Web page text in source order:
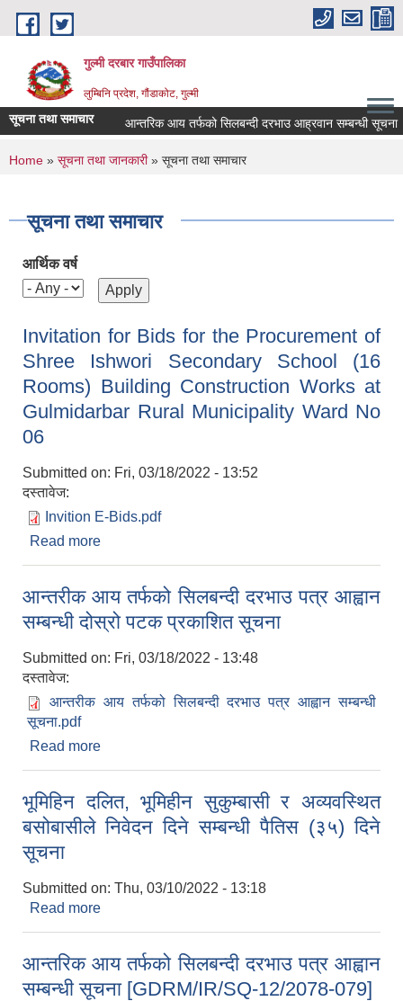
Skip to main content
गुल्मी दरबार गाउँपालिका
लुम्बिनि प्रदेश, गौंडाकोट, गुल्मी
सूचना तथा समाचार आन्तरिक आय तर्फको सिलबन्दी दरभाउ आह्रवान सम्बन्धी सूचना ।
You are here
Home » सूचना तथा जानकारी» सूचना तथा समाचार
सूचना तथा समाचार
आर्थिक वर्ष
Invitation for Bids for the Procurement of
Shree Ishwori Secondary School (16
Rooms) Building Construction Works at
Gulmidarbar Rural Municipality Ward No
06
Submitted on: Fri, 03/18/2022 - 13:52
दस्तावेज:
Invition E-Bids.pdf
Read more
Rural Municipality Ward No 06
आन्तरीक आय तर्फको सिलबन्दी दरभाउ पत्र आह्वान
सम्बन्धी दोस्रो पटक प्रकाशित सूचना
Submitted on: Fri, 03/18/2022 - 13:48
दस्तावेज:
आन्तरीक आय तर्फको सिलबन्दी दरभाउ पत्र आह्वान सम्बन्धी
सूचना.pdf
Read more
भूमिहिन दलित, भूमिहीन सुकुम्बासी र अव्यवस्थित
बसोबासीले निवेदन दिने सम्बन्धी पैतिस (३५) दिने
सूचना
Submitted on: Thu, 03/10/2022 - 13:18
Read more
आन्तरिक आय तर्फको सिलबन्दी दरभाउ पत्र आह्वान
सम्बन्धी सूचना [GDRM/IR/SQ-12/2078-079]